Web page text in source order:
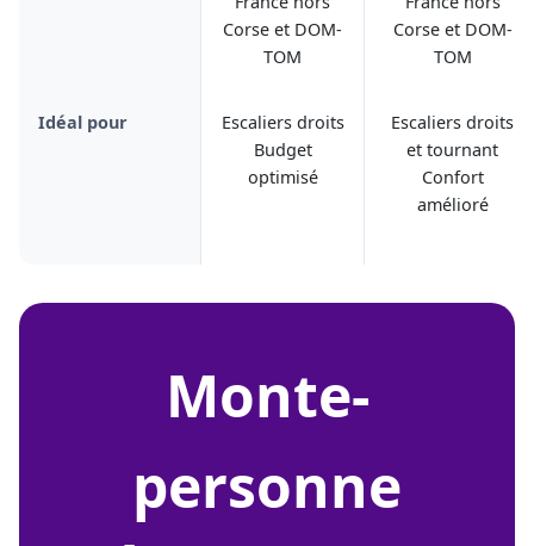
Corse et DOM-
TOM
Corse et DOM-
TOM
Idéal pour
Escaliers droits
Budget
optimisé
Escaliers droits
et tournant
Confort
amélioré
monte-
personne